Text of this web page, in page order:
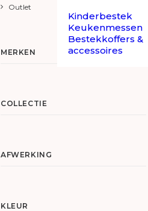
Kinderbestek
Keukenmessen
Bestekkoffers &
accessoires
Outlet
MERKEN
COLLECTIE
AFWERKING
KLEUR